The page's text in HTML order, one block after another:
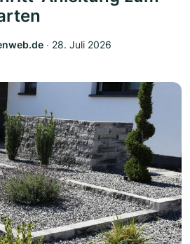
‧ 28. Juli 2026